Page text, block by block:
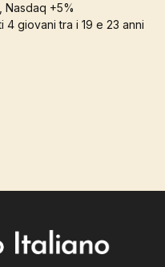
Nasdaq +5%
4 giovani tra i 19 e 23 anni